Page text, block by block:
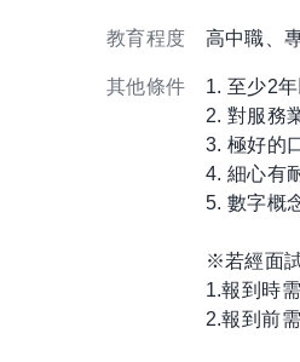
教育程度 高中職、
其他條件
1. 至少2
2. 對服務
3. 極好的
4. 細心有
5. 數字概
※若經面
1.報到時
2.報到前